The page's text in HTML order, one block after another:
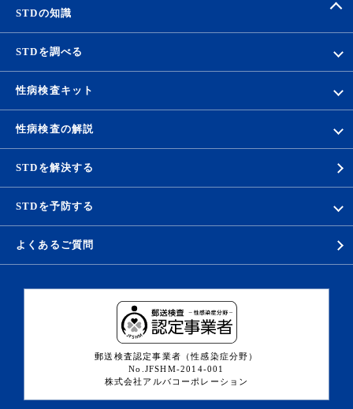
STDの知識
STDを調べる
性病検査キット
性病検査の解説
STDを解決する
STDを予防する
よくあるご質問
郵送検査認定事業者（性感染症分野）
No.JFSHM-2014-001
株式会社アルバコーポレーション